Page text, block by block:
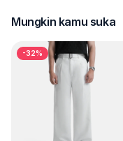
• Mudah dipadukan
• Warna hitamnya
Koko ini adalah pilihan
setiap minggu—karena
Mungkin kamu suka
-32%